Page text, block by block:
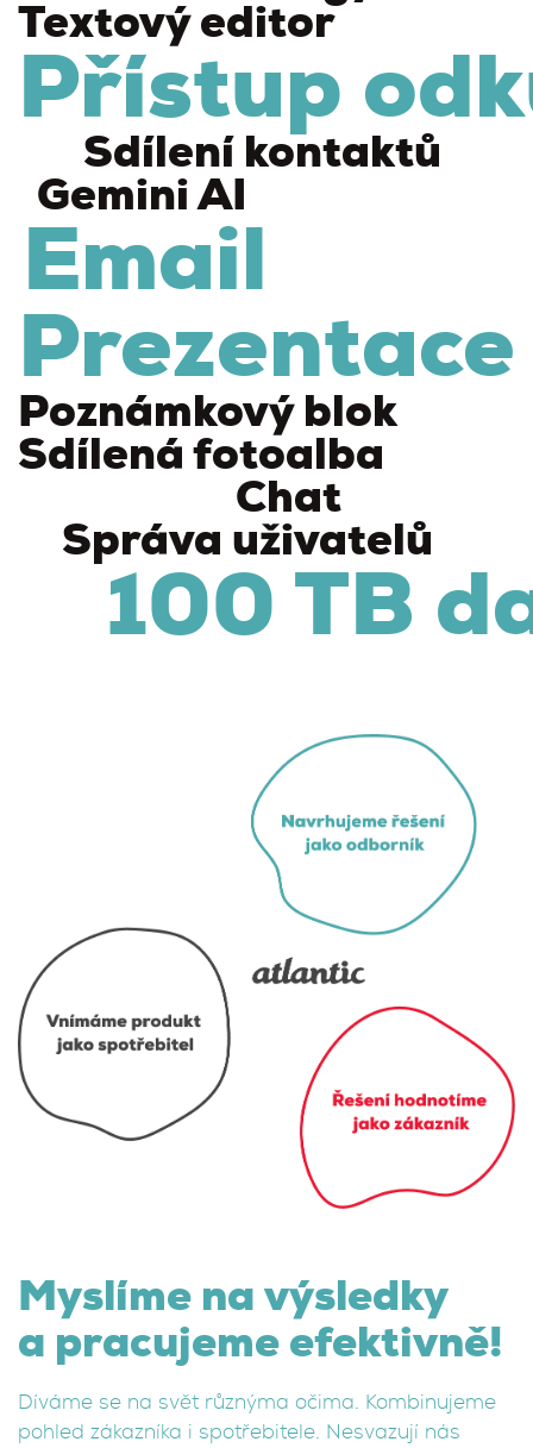
Textový editor
Přístup
Sdílení kontaktů
Gemini AI
Email
Prezentace
Poznámkový blok
Sdílená fotoalba
Chat
Správa uživatelů
100 TB
Myslíme na výsledky
a pracujeme efektivně!
Díváme se na svět různýma očima. Kombinujeme
pohled zákazníka i spotřebitele. Nesvazují nás